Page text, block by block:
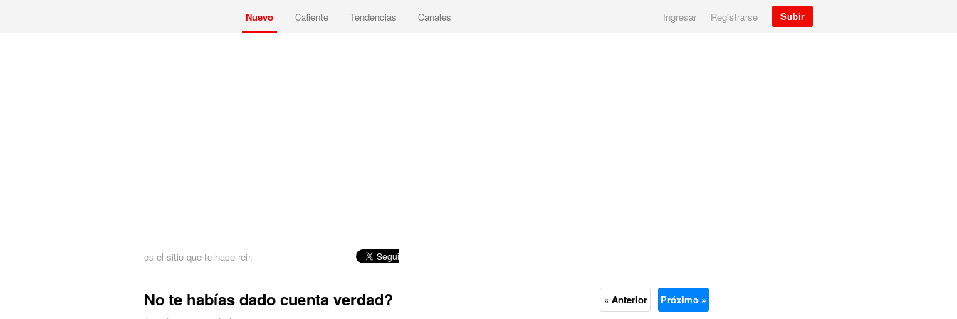
Nuevo Caliente Tendencias Canales Ingresar Registrarse Subir
es el sitio que te hace reir.
No te habías dado cuenta verdad? « Anterior Próximo »